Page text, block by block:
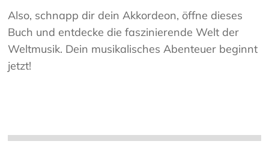
Also, schnapp dir dein Akkordeon, öffne dieses
Buch und entdecke die faszinierende Welt der
Weltmusik. Dein musikalisches Abenteuer beginnt
jetzt!